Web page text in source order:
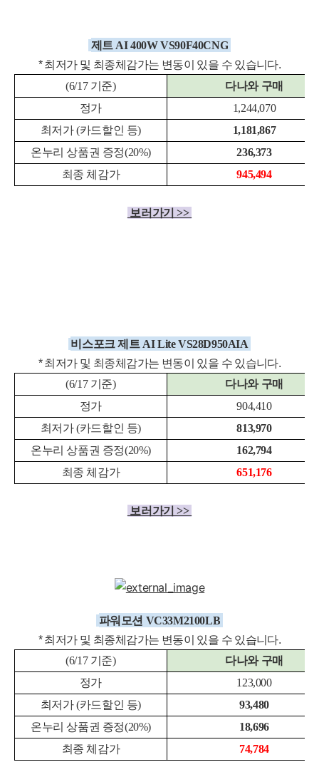
제트 AI 400W VS90F40CNG
* 최저가 및 최종체감가는 변동이 있을 수 있습니다.
(6/17 기준)
다나와 구매
정가
1,244,070
최저가 (카드할인 등)
1,181,867
온누리 상품권 증정(20%)
236,373
최종 체감가
945,494
보러가기 >>
비스포크 제트 AI Lite VS28D950AIA
* 최저가 및 최종체감가는 변동이 있을 수 있습니다.
(6/17 기준)
다나와 구매
정가
904,410
최저가 (카드할인 등)
813,970
온누리 상품권 증정(20%)
162,794
최종 체감가
651,176
보러가기 >>
파워모션 VC33M2100LB
* 최저가 및 최종체감가는 변동이 있을 수 있습니다.
(6/17 기준)
다나와 구매
정가
123,000
최저가 (카드할인 등)
93,480
온누리 상품권 증정(20%)
18,696
최종 체감가
74,784